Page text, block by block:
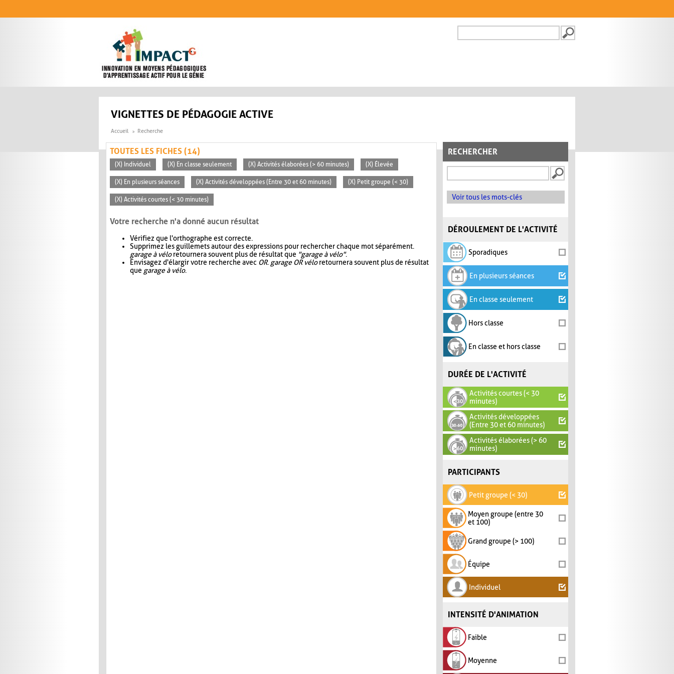
FORMULAIRE DE
VIGNETTES DE PÉDAGOGIE ACTIVE
Accueil Recherche
RECHERCHER
Voir tous les mots-clés
DÉROULEMENT DE L'ACTIVITÉ
Sporadiques
En plusieurs séances
En classe seulement
Hors classe
En classe et hors classe
DURÉE DE L'ACTIVITÉ
Activités courtes (< 30
minutes)
Activités développées
(Entre 30 et 60 minutes)
Activités élaborées (> 60
minutes)
PARTICIPANTS
Petit groupe (< 30)
Moyen groupe (entre 30
et 100)
Grand groupe (> 100)
Équipe
Individuel
INTENSITÉ D'ANIMATION
Faible
Moyenne
TOUTES LES FICHES (14)
(X) Individuel (X) En classe seulement (X) Activités élaborées (> 60 minutes) (X) Élevée
(X) En plusieurs séances (X) Activités développées (Entre 30 et 60 minutes) (X) Petit groupe (< 30)
(X) Activités courtes (< 30 minutes)
Votre recherche n'a donné aucun résultat
Vérifiez que l'orthographe est correcte.
Supprimez les guillemets autour des expressions pour rechercher chaque mot séparément.
garage à véloretournera souvent plus de résultat que "garage à vélo".
Envisagez d'élargir votre recherche avec OR. garage OR véloretournera souvent plus de résultat
que garage à vélo.